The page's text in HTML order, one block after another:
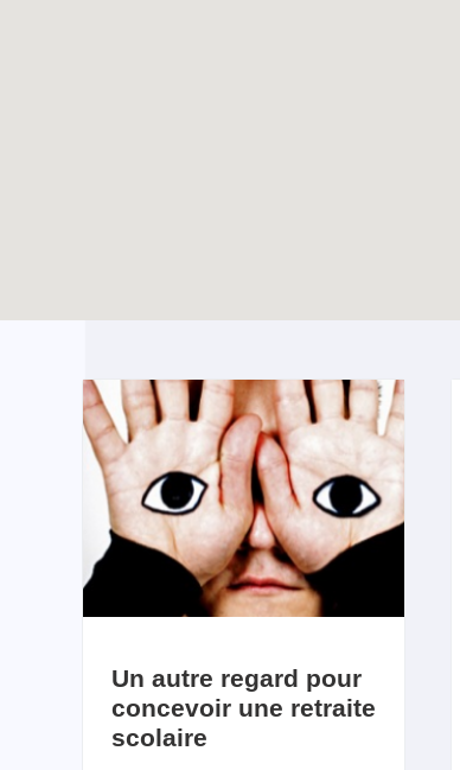
Un autre regard pour
concevoir une retraite
scolaire